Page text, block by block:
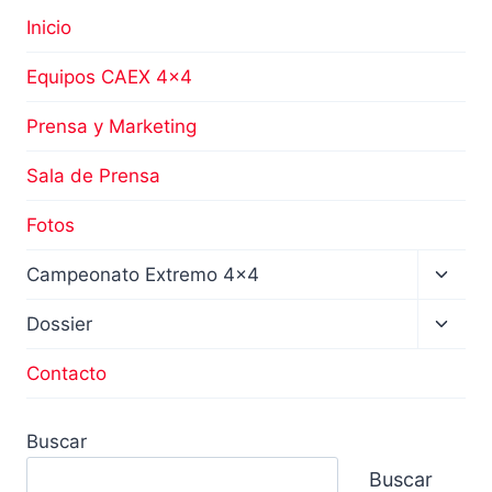
Inicio
Equipos CAEX 4×4
Prensa y Marketing
Sala de Prensa
Fotos
Campeonato Extremo 4×4
hijo
Dossier
Contacto
Buscar
Buscar